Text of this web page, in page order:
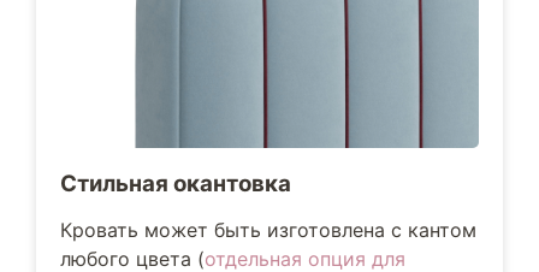
Стильная окантовка
Кровать может быть изготовлена с кантом
любого цвета (отдельная опция для